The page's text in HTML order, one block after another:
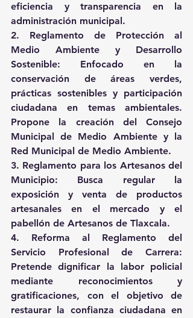
eficiencia y transparencia en la
administración municipal.
2. Reglamento de Protección al
Medio Ambiente y Desarrollo
Sostenible: Enfocado en la
conservación de áreas verdes,
prácticas sostenibles y participación
ciudadana en temas ambientales.
Propone la creación del Consejo
Municipal de Medio Ambiente y la
Red Municipal de Medio Ambiente.
3. Reglamento para los Artesanos del
Municipio: Busca regular la
exposición y venta de productos
artesanales en el mercado y el
pabellón de Artesanos de Tlaxcala.
4. Reforma al Reglamento del
Servicio Profesional de Carrera:
Pretende dignificar la labor policial
mediante reconocimientos y
gratificaciones, con el objetivo de
restaurar la confianza ciudadana en